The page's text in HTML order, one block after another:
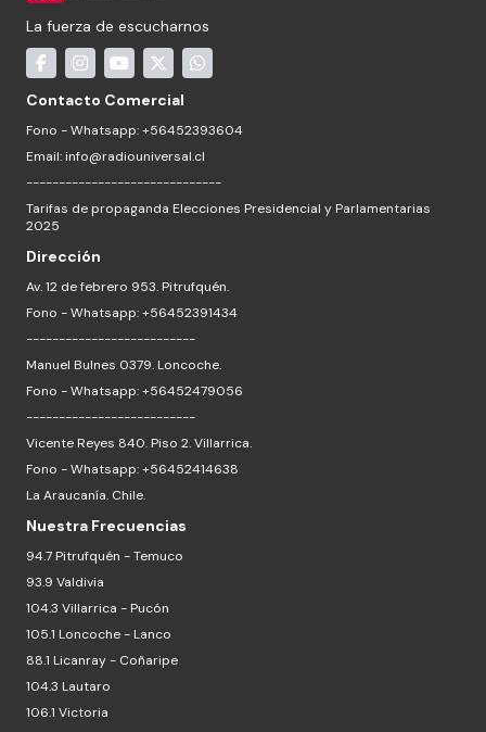
La fuerza de escucharnos
Contacto Comercial
Fono - Whatsapp: +56452393604
Email: info@radiouniversal.cl
------------------------------
Tarifas de propaganda Elecciones Presidencial y Parlamentarias
2025
Dirección
Av. 12 de febrero 953. Pitrufquén.
Fono - Whatsapp: +56452391434
--------------------------
Manuel Bulnes 0379. Loncoche.
Fono - Whatsapp: +56452479056
--------------------------
Vicente Reyes 840. Piso 2. Villarrica.
Fono - Whatsapp: +56452414638
La Araucanía. Chile.
Nuestra Frecuencias
94.7 Pitrufquén - Temuco
93.9 Valdivia
104.3 Villarrica - Pucón
105.1 Loncoche - Lanco
88.1 Licanray - Coñaripe
104.3 Lautaro
106.1 Victoria